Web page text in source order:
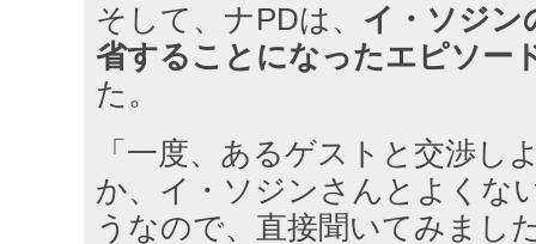
そして、ナPDは、 イ・ソジン
省することになったエピソー
た。
「一度、あるゲストと交渉し
か、イ・ソジンさんとよくな
うなので、直接聞いてみまし